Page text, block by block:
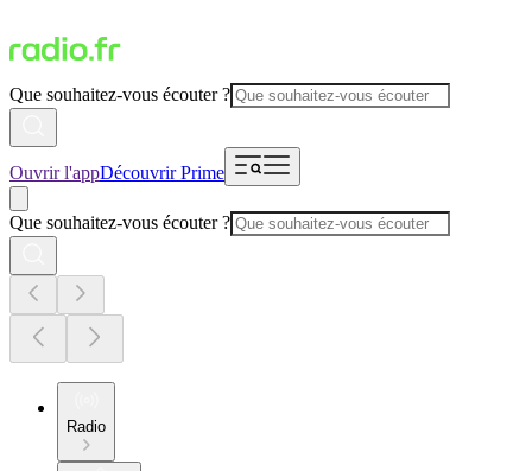
Que souhaitez-vous écouter ?
Ouvrir l'appDécouvrir Prime
Que souhaitez-vous écouter ?
Radio